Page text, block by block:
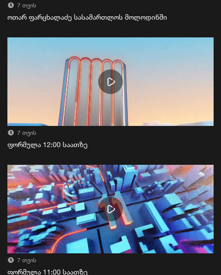
7 თვის
ოთარ ფარცხალაძე სასამართლოს მოლოდინში
7 თვის
ფორმულა 12:00 საათზე
7 თვის
ფორმულა 11:00 საათზე